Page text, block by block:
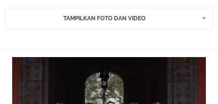
TAMPILKAN FOTO DAN VIDEO